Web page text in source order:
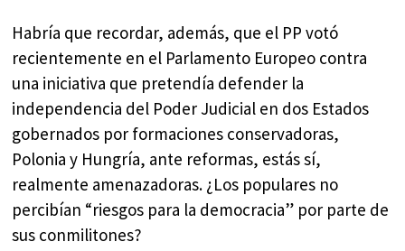
Habría que recordar, además, que el PP votó
recientemente en el Parlamento Europeo contra
una iniciativa que pretendía defender la
independencia del Poder Judicial en dos Estados
gobernados por formaciones conservadoras,
Polonia y Hungría, ante reformas, estás sí,
realmente amenazadoras. ¿Los populares no
percibían “riesgos para la democracia” por parte de
sus conmilitones?